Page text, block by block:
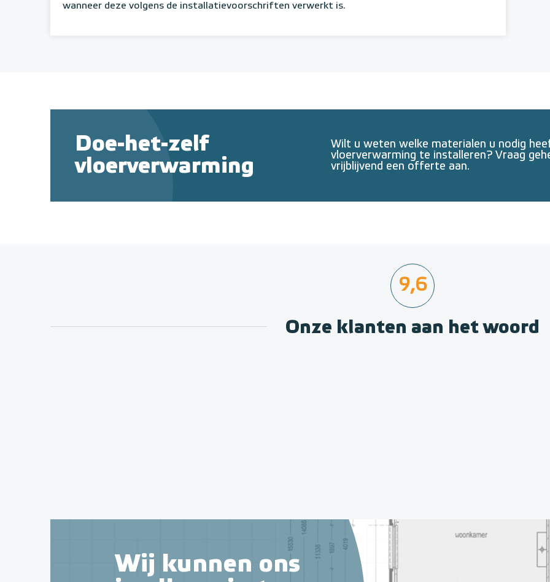
wanneer deze volgens de installatievoorschriften verwerkt is.
Doe-het-zelf
vloerverwarming
Wilt u weten welke materialen u nodig
vloerverwarming te installeren? Vraag
vrijblijvend een offerte aan.
9,6
Onze klanten aan het woord
Wij kunnen ons